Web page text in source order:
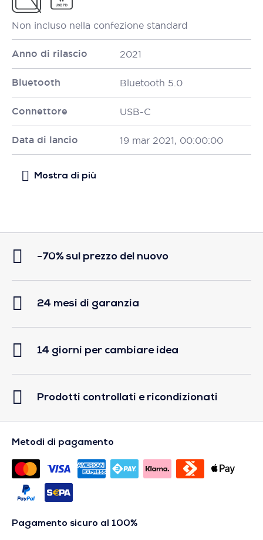
Non incluso nella confezione standard
Anno di rilascio 2021
Bluetooth Bluetooth 5.0
Connettore USB-C
Data di lancio 19 mar 2021, 00:00:00
-70% sul prezzo del nuovo
24 mesi di garanzia
14 giorni per cambiare idea
Prodotti controllati e ricondizionati
Metodi di pagamento
Pagamento sicuro al 100%